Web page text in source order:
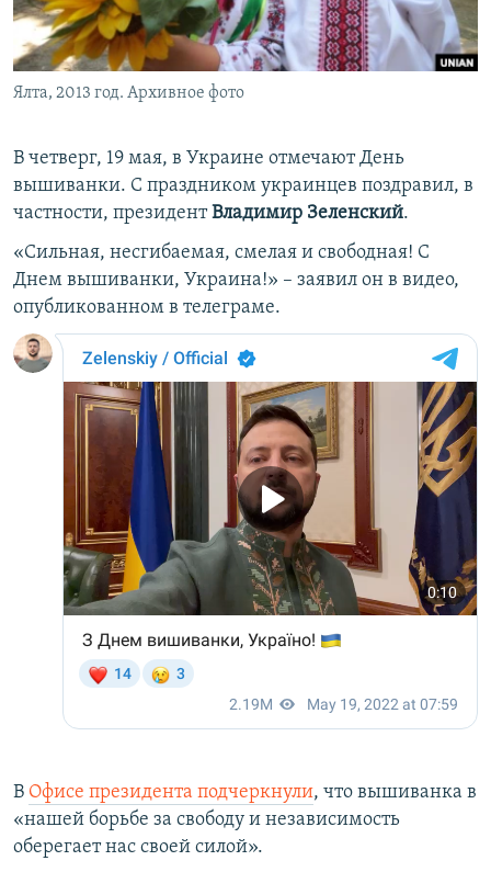
ПОБЕДИТЕЛЕЙ НЕ СУДЯТ?
КРЫМ.НЕПОКОРЕННЫЙ
ELIFBE
ПРИСОЕДИНЯЙТЕСЬ!
Все сайты RFE/RL
Ялта, 2013 год. Архивное фото
В четверг, 19 мая, в Украине отмечают День
вышиванки. С праздником украинцев поздравил, в
частности, президентВладимир Зеленский.
«Сильная, несгибаемая, смелая и свободная! С
Днем вышиванки, Украина!» – заявил он в видео,
опубликованном в телеграме.
В Офисе президента подчеркнули, что вышиванка в
«нашей борьбе за свободу и независимость
оберегает нас своей силой».